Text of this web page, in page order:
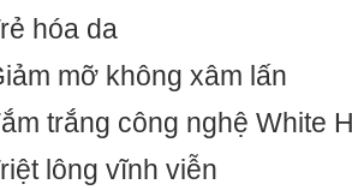
hóa da
mỡ không xâm lấn
trắng công nghệ White
lông vĩnh viễn